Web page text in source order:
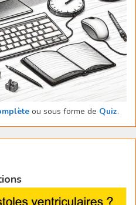
ou sous forme de Quiz.